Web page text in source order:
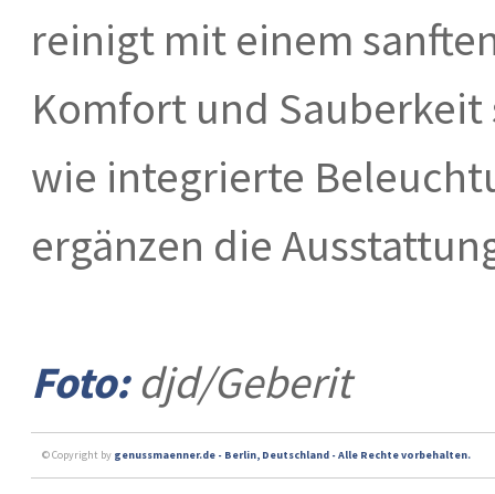
reinigt mit einem
Komfort und
wie integrierte
ergänzen die
Foto:djd/Geberit
© Copyright by genussmaenner.de - Berlin, Deutschland - Alle Rechte vorbehalten.